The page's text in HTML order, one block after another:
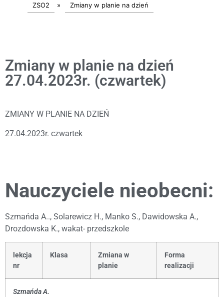
ZSO2 » Zmiany w planie na dzień
Zmiany w planie na dzień
27.04.2023r. (czwartek)
ZMIANY W PLANIE NA DZIEŃ
27.04.2023r. czwartek
Nauczyciele nieobecni:
Szmańda A.., Solarewicz H., Manko S., Dawidowska A.,
Drozdowska K., wakat- przedszkole
lekcja
nr
Klasa
Zmiana w
planie
Forma
realizacji
Szmańda A.